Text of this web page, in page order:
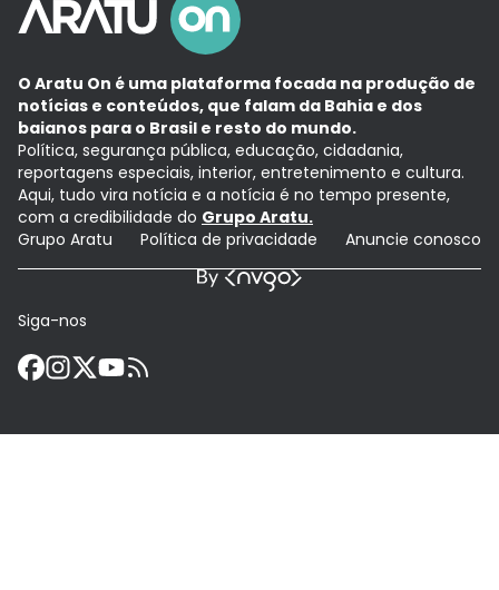
O Aratu On é uma plataforma focada na produção de
notícias e conteúdos, que falam da Bahia e dos
baianos para o Brasil e resto do mundo.
Política, segurança pública, educação, cidadania,
reportagens especiais, interior, entretenimento e cultura.
Aqui, tudo vira notícia e a notícia é no tempo presente,
com a credibilidade do Grupo Aratu.
Grupo Aratu
Política de privacidade Anuncie conosco
Siga-nos